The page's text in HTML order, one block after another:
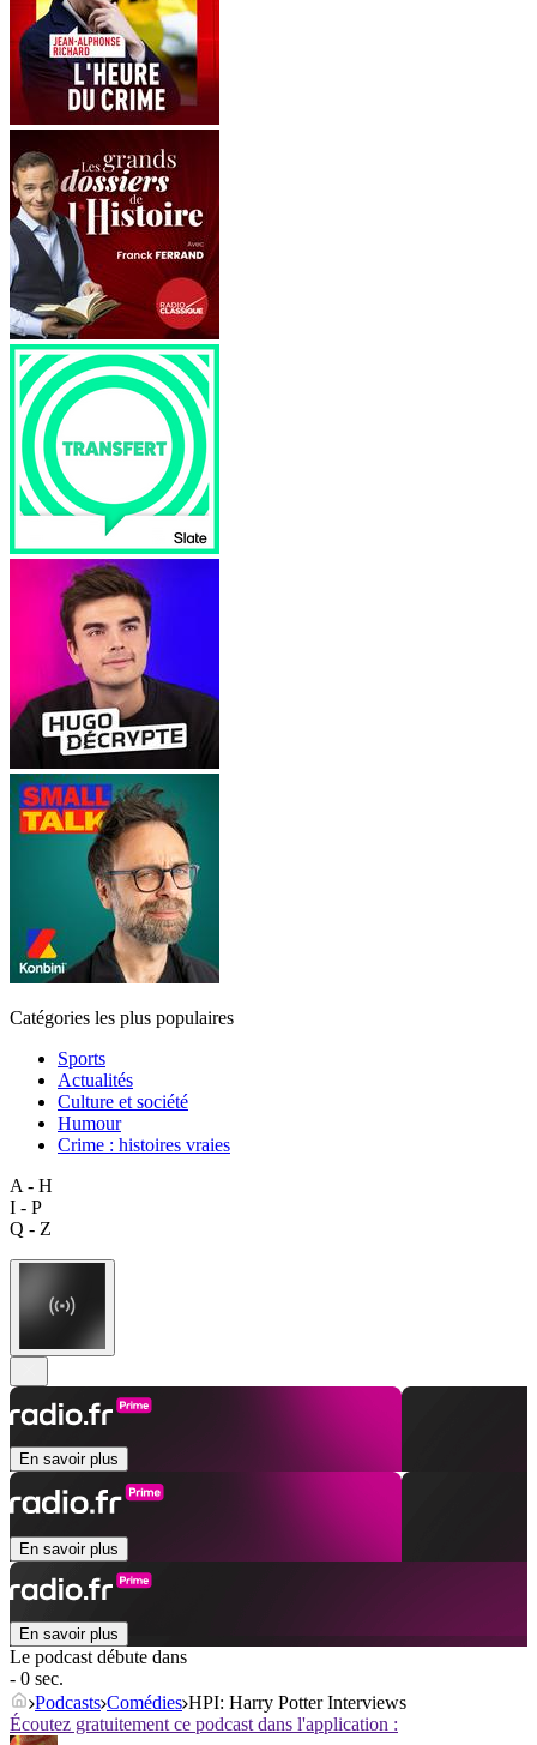
Catégories les plus populaires
Sports
Actualités
Culture et société
Humour
Crime : histoires vraies
A - H
I - P
Q - Z
En savoir plus
En savoir plus
En savoir plus
Le podcast débute dans
- 0 sec.
Podcasts Comédies HPI: Harry Potter Interviews
Écoutez gratuitement ce podcast dans l'application :